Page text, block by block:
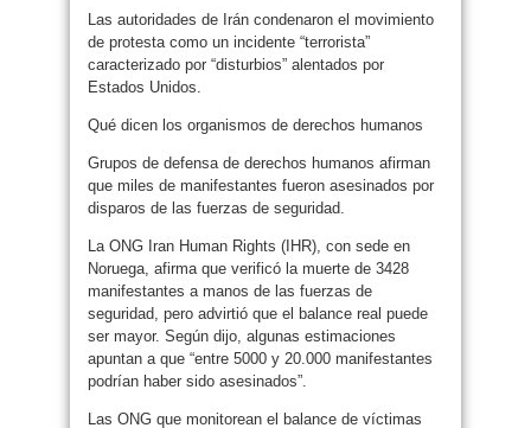
Las autoridades de Irán condenaron el movimiento
de protesta como un incidente “terrorista”
caracterizado por “disturbios” alentados por
Estados Unidos.
Qué dicen los organismos de derechos humanos
Grupos de defensa de derechos humanos afirman
que miles de manifestantes fueron asesinados por
disparos de las fuerzas de seguridad.
La ONG Iran Human Rights (IHR), con sede en
Noruega, afirma que verificó la muerte de 3428
manifestantes a manos de las fuerzas de
seguridad, pero advirtió que el balance real puede
ser mayor. Según dijo, algunas estimaciones
apuntan a que “entre 5000 y 20.000 manifestantes
podrían haber sido asesinados”.
Las ONG que monitorean el balance de víctimas